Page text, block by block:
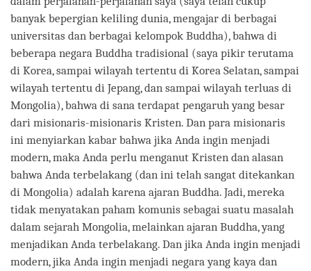
banyak bepergian keliling dunia, mengajar di berbagai
universitas dan berbagai kelompok Buddha), bahwa di
beberapa negara Buddha tradisional (saya pikir terutama
di Korea, sampai wilayah tertentu di Korea Selatan, sampai
wilayah tertentu di Jepang, dan sampai wilayah terluas di
Mongolia), bahwa di sana terdapat pengaruh yang besar
dari misionaris-misionaris Kristen. Dan para misionaris
ini menyiarkan kabar bahwa jika Anda ingin menjadi
modern, maka Anda perlu menganut Kristen dan alasan
bahwa Anda terbelakang (dan ini telah sangat ditekankan
di Mongolia) adalah karena ajaran Buddha. Jadi, mereka
tidak menyatakan paham komunis sebagai suatu masalah
dalam sejarah Mongolia, melainkan ajaran Buddha, yang
menjadikan Anda terbelakang. Dan jika Anda ingin menjadi
modern, jika Anda ingin menjadi negara yang kaya dan